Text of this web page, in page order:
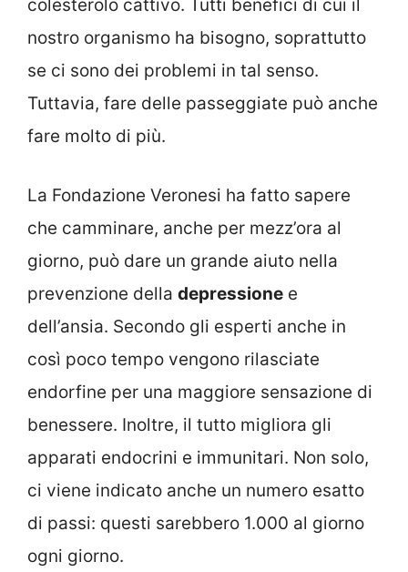
colesterolo cattivo. Tutti benefici di cui il
nostro organismo ha bisogno, soprattutto
se ci sono dei problemi in tal senso.
Tuttavia, fare delle passeggiate può anche
fare molto di più.
La Fondazione Veronesi ha fatto sapere
che camminare, anche per mezz’ora al
giorno, può dare un grande aiuto nella
prevenzione della depressione e
dell’ansia. Secondo gli esperti anche in
così poco tempo vengono rilasciate
endorfine per una maggiore sensazione di
benessere. Inoltre, il tutto migliora gli
apparati endocrini e immunitari. Non solo,
ci viene indicato anche un numero esatto
di passi: questi sarebbero 1.000 al giorno
ogni giorno.